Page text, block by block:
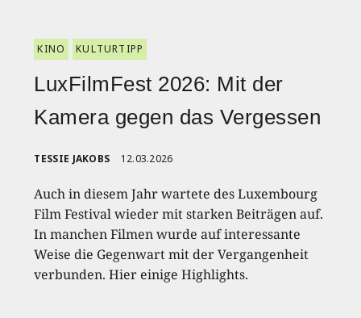
KINO KULTURTIPP
LuxFilmFest 2026: Mit der
Kamera gegen das Vergessen
TESSIE JAKOBS 12.03.2026
Auch in diesem Jahr wartete des Luxembourg
Film Festival wieder mit starken Beiträgen auf.
In manchen Filmen wurde auf interessante
Weise die Gegenwart mit der Vergangenheit
verbunden. Hier einige Highlights.